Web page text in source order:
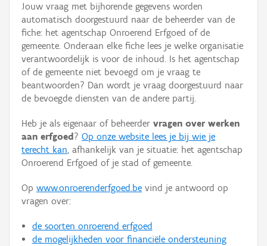
Waarneming
Thema
Gebeurtenis
Persoon of collectief
Hergebruik
Aanmelden
Jouw vraag met bijhorende gegevens worden
automatisch doorgestuurd naar de beheerder van de
fiche: het agentschap Onroerend Erfgoed of de
gemeente. Onderaan elke fiche lees je welke organisatie
verantwoordelijk is voor de inhoud. Is het agentschap
of de gemeente niet bevoegd om je vraag te
beantwoorden? Dan wordt je vraag doorgestuurd naar
de bevoegde diensten van de andere partij.
Heb je als eigenaar of beheerder vragen over werken
aan erfgoed ? Op onze website lees je bij wie je
terecht kan, afhankelijk van je situatie: het agentschap
Onroerend Erfgoed of je stad of gemeente.
Op www.onroerenderfgoed.be vind je antwoord op
vragen over:
de soorten onroerend erfgoed
de mogelijkheden voor financiële ondersteuning